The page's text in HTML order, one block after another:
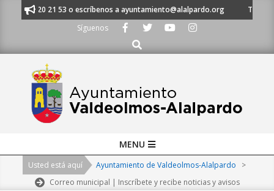
al 91 620 21 53 o escríbenos a ayuntamiento@alalpardo.org
TE
Síguenos
Buscar
Navigation
MENU
Usted está aquí Ayuntamiento de Valdeolmos-Alalpardo
>
Correo municipal | Inscríbete y recibe noticias y avisos